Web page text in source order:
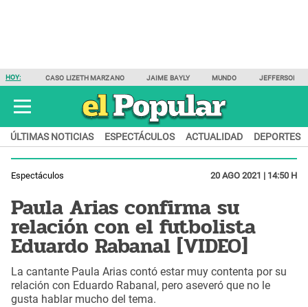
HOY: CASO LIZETH MARZANO JAIME BAYLY MUNDO JEFFERSON
ÚLTIMAS NOTICIAS ESPECTÁCULOS ACTUALIDAD DEPORTES
Espectáculos 20 AGO 2021 | 14:50 H
Paula Arias confirma su
relación con el futbolista
Eduardo Rabanal [VIDEO]
La cantante Paula Arias contó estar muy contenta por su
relación con Eduardo Rabanal, pero aseveró que no le
gusta hablar mucho del tema.